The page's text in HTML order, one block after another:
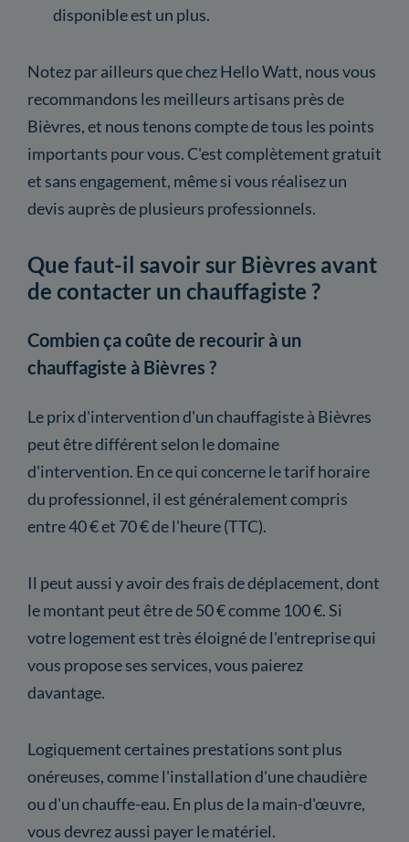
disponible est un plus.
Notez par ailleurs que chez Hello Watt, nous vous
recommandons les meilleurs artisans près de
Bièvres, et nous tenons compte de tous les points
importants pour vous. C'est complètement gratuit
et sans engagement, même si vous réalisez un
devis auprès de plusieurs professionnels.
Que faut-il savoir sur Bièvres avant
de contacter un chauffagiste ?
Combien ça coûte de recourir à un
chauffagiste à Bièvres ?
Le prix d'intervention d'un chauffagiste à Bièvres
peut être différent selon le domaine
d'intervention. En ce qui concerne le tarif horaire
du professionnel, il est généralement compris
entre 40 € et 70 € de l'heure (TTC).
Il peut aussi y avoir des frais de déplacement, dont
le montant peut être de 50 € comme 100 €. Si
votre logement est très éloigné de l'entreprise qui
vous propose ses services, vous paierez
davantage.
Logiquement certaines prestations sont plus
onéreuses, comme l'installation d'une chaudière
ou d'un chauffe-eau. En plus de la main-d'œuvre,
vous devrez aussi payer le matériel.